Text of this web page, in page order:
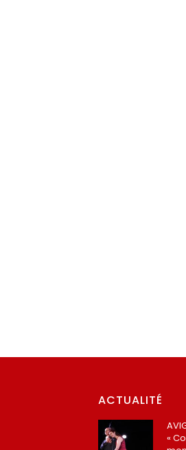
ACTUALITÉ
«